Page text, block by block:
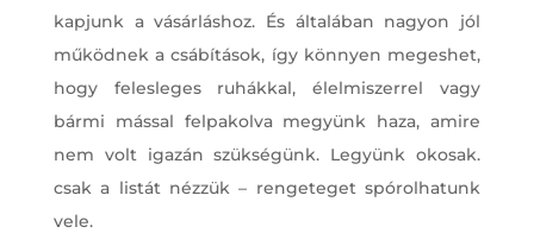
kapjunk a vásárláshoz. És általában nagyon jól
működnek a csábítások, így könnyen megeshet,
hogy felesleges ruhákkal, élelmiszerrel vagy
bármi mással felpakolva megyünk haza, amire
nem volt igazán szükségünk. Legyünk okosak.
csak a listát nézzük – rengeteget spórolhatunk
vele.